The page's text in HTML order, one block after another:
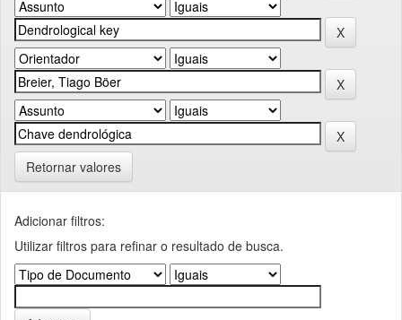
Retornar valores
Adicionar filtros:
Utilizar filtros para refinar o resultado de busca.